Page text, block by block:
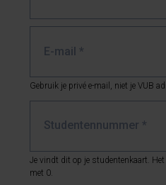
E-mail *
Gebruik je privé e-mail, niet je VUB
Studentennummer *
Je vindt dit op je studentenkaart.
met 0.